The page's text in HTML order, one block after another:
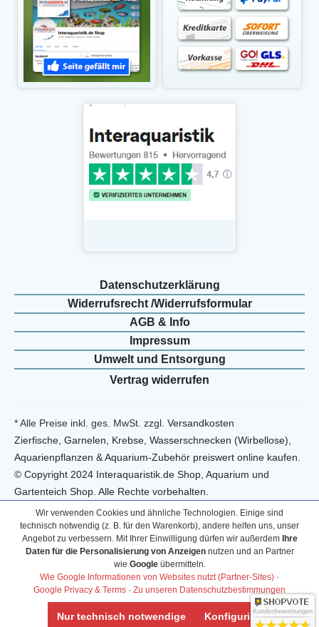
Daten­schutz­erklärung
Widerrufs­recht /Widerrufs­formular
AGB & Info
Impressum
Umwelt und Entsorgung
Vertrag widerrufen
* Alle Preise inkl. ges. MwSt. zzgl. Versandkosten
Zierfische, Garnelen, Krebse, Wasserschnecken (Wirbellose),
Aquarienpflanzen & Aquarium-Zubehör preiswert online kaufen.
© Copyright 2024 Interaquaristik.de Shop, Aquarium und
Gartenteich Shop. Alle Rechte vorbehalten.
Wir verwenden Cookies und ähnliche Technologien. Einige sind
technisch notwendig (z. B. für den Warenkorb), andere helfen uns, unser
Angebot zu verbessern. Mit Ihrer Einwilligung dürfen wir außerdem Ihre
Daten für die Personalisierung von Anzeigennutzen und an Partner
wie Googleübermitteln.
Wie Google Informationen von Websites nutzt (Partner-Sites) ·
Google Privacy & Terms · Zu unseren Datenschutzbestimmungen
Nur technisch notwendige KonfigurierenKundenbewertungen